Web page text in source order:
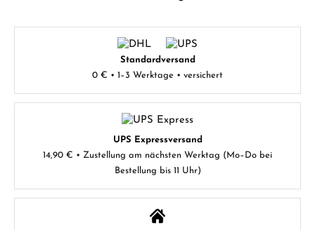
Standardversand
0 € • 1–3 Werktage • versichert
UPS Expressversand
14,90 € • Zustellung am nächsten Werktag (Mo–Do bei
Bestellung bis 11 Uhr)